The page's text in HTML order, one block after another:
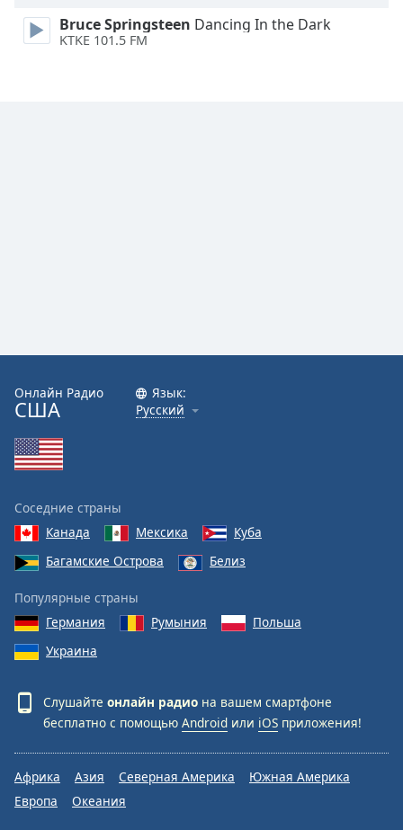
Bruce Springsteen Dancing In the Dark
KTKE 101.5 FM
Онлайн Радио
США
Язык:
Русский
Соседние страны
Канада
Мексика
Куба
Багамские Острова
Белиз
Популярные страны
Германия
Румыния
Польша
Украина
Слушайте онлайн радио на вашем смартфоне
бесплатно с помощью Android или iOS приложения!
Африка Азия Северная Америка
Южная Америка
Европа
Океания